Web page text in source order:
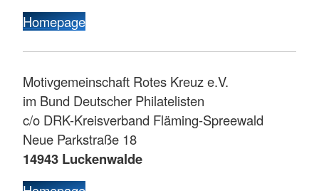
Homepage
Motivgemeinschaft Rotes Kreuz e.V.
im Bund Deutscher Philatelisten
c/o DRK-Kreisverband Fläming-Spreewald
Neue Parkstraße 18
14943 Luckenwalde